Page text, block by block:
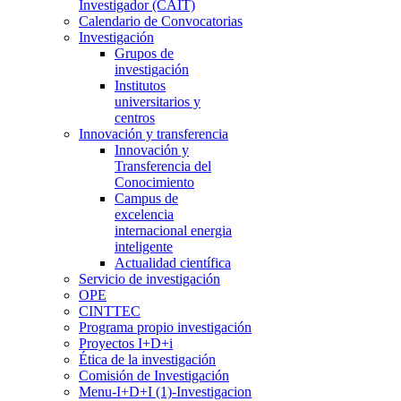
Investigador (CAIT)
Calendario de Convocatorias
Investigación
Grupos de
investigación
Institutos
universitarios y
centros
Innovación y transferencia
Innovación y
Transferencia del
Conocimiento
Campus de
excelencia
internacional energia
inteligente
Actualidad científica
Servicio de investigación
OPE
CINTTEC
Programa propio investigación
Proyectos I+D+i
Ética de la investigación
Comisión de Investigación
Menu-I+D+I (1)-Investigacion